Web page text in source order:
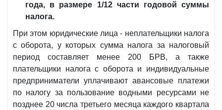
года, в размере 1/12 части годовой суммы
налога.
При этом юридические лица - неплательщики налога
с оборота, у которых сумма налога за налоговый
период составляет менее 200 БРВ, а также
плательщики налога с оборота и индивидуальные
предприниматели уплачивают авансовые платежи
по налогу за пользование водными ресурсами не
позднее 20 числа третьего месяца каждого квартала